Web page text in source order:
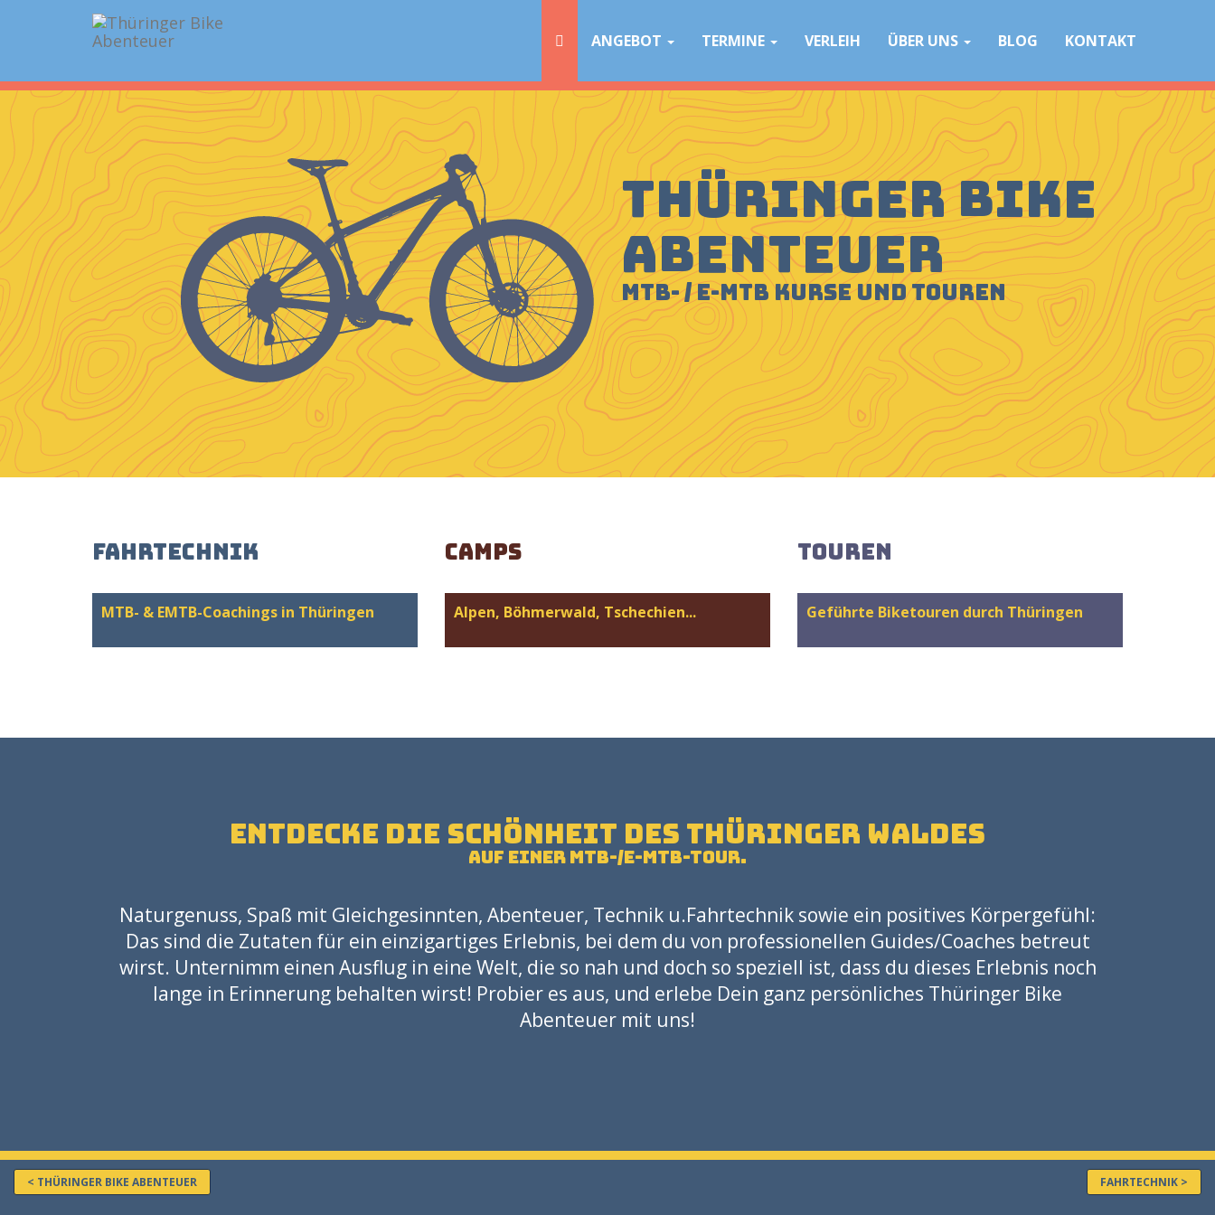
ANGEBOT TERMINE VERLEIH ÜBER UNS BLOG KONTAKT
Thüringer Bike
Abenteuer
MTB- / E-MTB Kurse und Touren
Fahrtechnik
MTB- & EMTB-Coachings in Thüringen
Camps
Alpen, Böhmerwald, Tschechien...
Touren
Geführte Biketouren durch Thüringen
Entdecke die Schönheit des Thüringer Waldes
auf einer MTB-/E-MTB-Tour.
Naturgenuss, Spaß mit Gleichgesinnten, Abenteuer, Technik u.Fahrtechnik sowie ein positives Körpergefühl:
Das sind die Zutaten für ein einzigartiges Erlebnis, bei dem du von professionellen Guides/Coaches betreut
wirst. Unternimm einen Ausflug in eine Welt, die so nah und doch so speziell ist, dass du dieses Erlebnis noch
lange in Erinnerung behalten wirst! Probier es aus, und erlebe Dein ganz persönliches Thüringer Bike
Abenteuer mit uns!
< THÜRINGER BIKE ABENTEUER FAHRTECHNIK >